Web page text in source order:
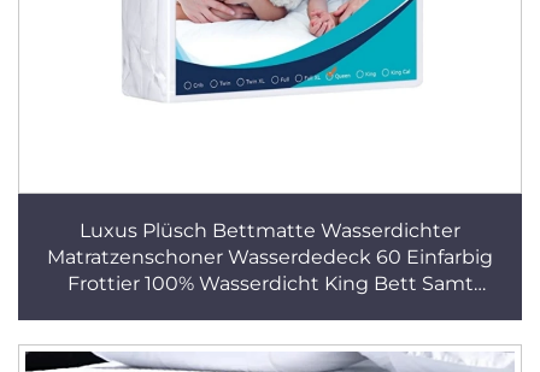
Luxus Plüsch Bettmatte Wasserdichter
Matratzenschoner Wasserdedeck 60 Einfarbig
Frottier 100% Wasserdicht King Bett Samt